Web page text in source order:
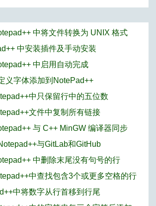
中将文件转换为 UNIX 格式
中安装插件及手动安装
中启用自动完成
义字体添加到NotePad++
中只保留行中的五位数
文件中复制所有链接
与 C++ MinGW 编译器同步
与GitLab和GitHub
中删除末尾没有句号的行
中查找包含3个或更多空格的行
中将数字从行首移到行尾